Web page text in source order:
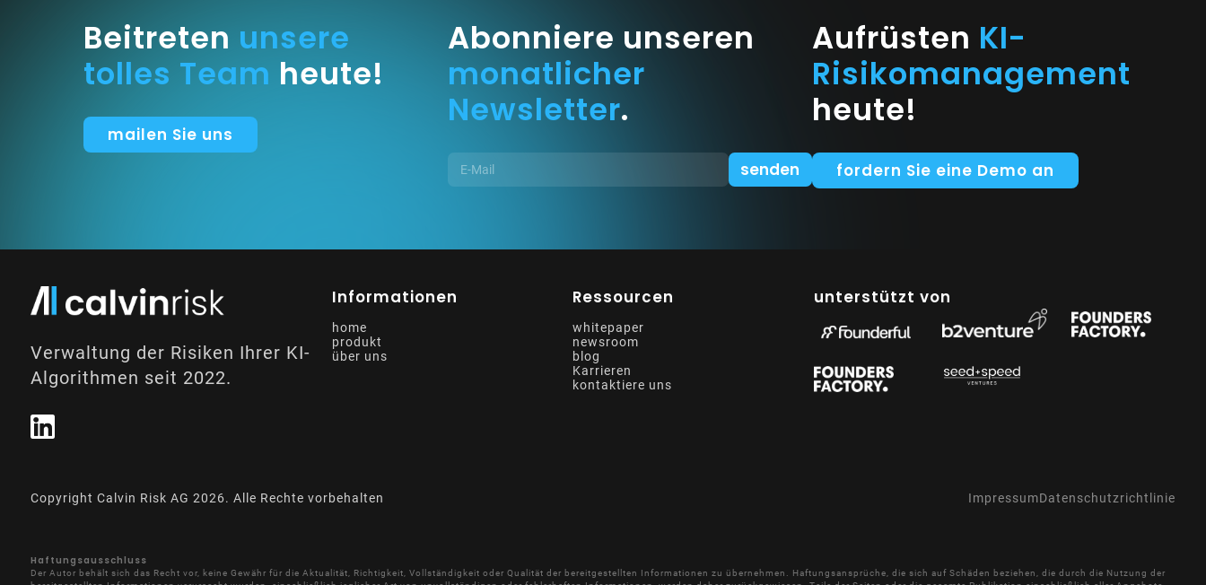
Aufrüsten KI-
Risikomanagement
heute!
fordern Sie eine Demo an
Abonniere unseren
monatlicher
Newsletter.
Beitreten unsere
tolles Team heute!
mailen Sie uns
Verwaltung der Risiken Ihrer KI-
Algorithmen seit 2022.
Informationen
home
produkt
über uns
Ressourcen
whitepaper
newsroom
blog
Karrieren
kontaktiere uns
unterstützt von
Copyright Calvin Risk AG 2026. Alle Rechte vorbehalten ImpressumDatenschutzrichtlinie
Haftungsausschluss
Der Autor behält sich das Recht vor, keine Gewähr für die Aktualität, Richtigkeit, Vollständigkeit oder Qualität der bereitgestellten Informationen zu übernehmen. Haftungsansprüche, die sich auf Schäden beziehen, die durch die Nutzung der